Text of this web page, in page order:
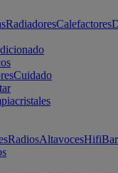
RadiadoresCalefactores
Cuidado
RadiosAltavocesHifi